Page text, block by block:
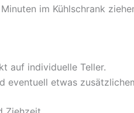
im Kühlschrank
auf individuelle Teller.
eventuell etwas